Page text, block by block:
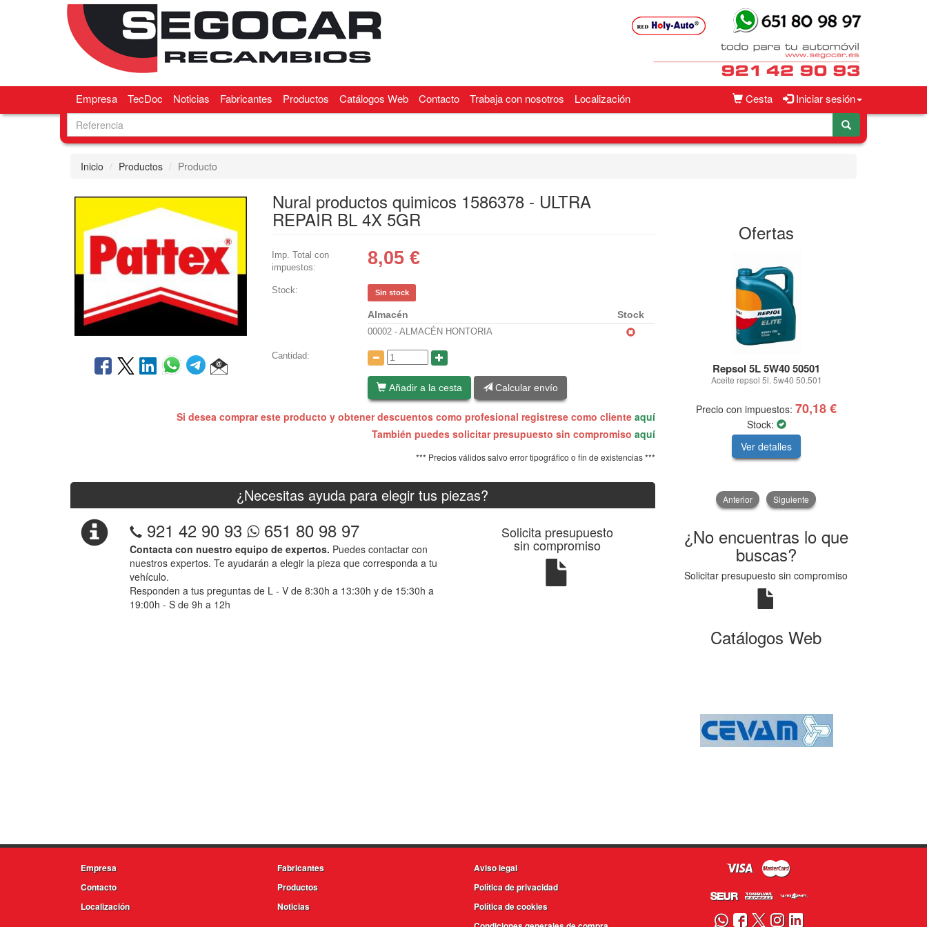
Cesta Iniciar sesión
Empresa TecDoc Noticias Fabricantes Productos Catálogos Web Contacto Trabaja con nosotros Localización
Inicio Productos Producto
Nural productos quimicos 1586378 - ULTRA
REPAIR BL 4X 5GR
Imp. Total con
impuestos:
8,05 €
Stock: Sin stock
Almacén Stock
00002 - ALMACÉN HONTORIA
Cantidad:
Añadir a la cesta Calcular envío
Si desea comprar este producto y obtener descuentos como profesional registrese como cliente aquí
También puedes solicitar presupuesto sin compromiso aquí
*** Precios válidos salvo error tipográfico o fin de existencias ***
¿Necesitas ayuda para elegir tus piezas?
921 42 90 93 651 80 98 97
Contacta con nuestro equipo de expertos. Puedes contactar con
nuestros expertos. Te ayudarán a elegir la pieza que corresponda a tu
vehículo.
Responden a tus preguntas de L - V de 8:30h a 13:30h y de 15:30h a
19:00h - S de 9h a 12h
Solicita presupuesto
sin compromiso
Ofertas
Repsol 5L 5W40 50501
Aceite repsol 5l. 5w40 50.501
Precio con impuestos: 70,18 €
Stock:
Ver detalles
Anterior Siguiente
¿No encuentras lo que
buscas?
Solicitar presupuesto sin compromiso
Catálogos Web
Empresa
Contacto
Localización
Fabricantes
Productos
Noticias
Aviso legal
Política de privacidad
Política de cookies